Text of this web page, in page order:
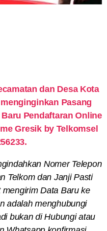
dan Desa Kota
Pasang
Pendaftaran Online
Gresik by Telkomsel
Nomer Telepon
Telkom dan Janji Pasti
Data Baru ke
adalah menghubungi
bukan di Hubungi atau